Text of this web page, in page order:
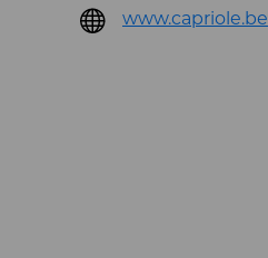
www.capriole.be